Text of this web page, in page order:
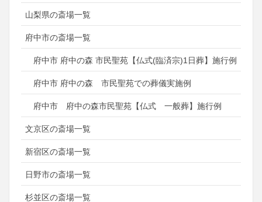
山梨県の斎場一覧
府中市の斎場一覧
府中市 府中の森 市民聖苑【仏式(臨済宗)1日葬】施行例
府中市 府中の森 市民聖苑での葬儀実施例
府中市 府中の森市民聖苑【仏式 一般葬】施行例
文京区の斎場一覧
新宿区の斎場一覧
日野市の斎場一覧
杉並区の斎場一覧